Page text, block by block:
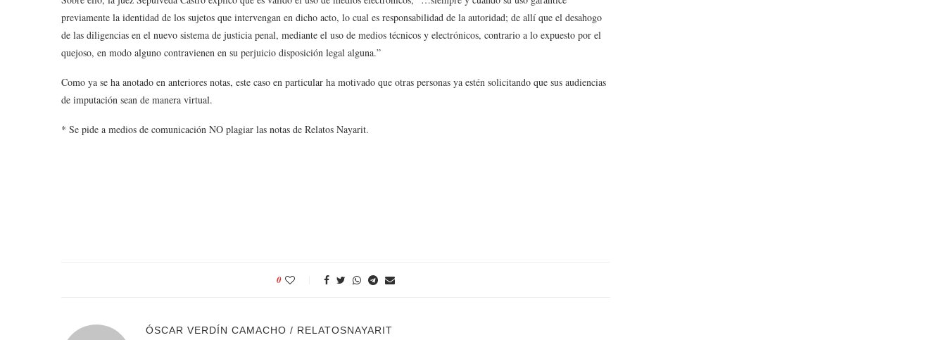
previamente la identidad de los sujetos que intervengan en dicho acto, lo cual es responsabilidad de la autoridad; de allí que el desahogo
de las diligencias en el nuevo sistema de justicia penal, mediante el uso de medios técnicos y electrónicos, contrario a lo expuesto por el
quejoso, en modo alguno contravienen en su perjuicio disposición legal alguna.”
Como ya se ha anotado en anteriores notas, este caso en particular ha motivado que otras personas ya estén solicitando que sus audiencias
de imputación sean de manera virtual.
* Se pide a medios de comunicación NO plagiar las notas de Relatos Nayarit.
0
ÓSCAR VERDÍN CAMACHO / RELATOSNAYARIT